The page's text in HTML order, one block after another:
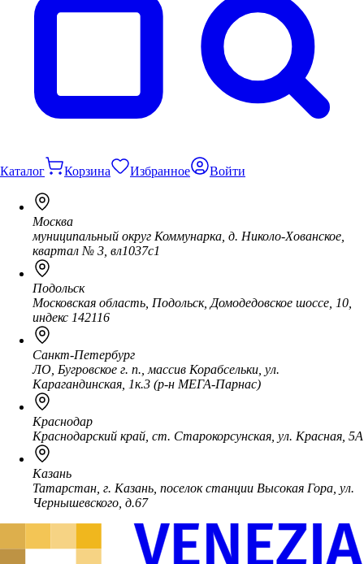
Каталог Корзина Избранное Войти
Москва
муниципальный округ Коммунарка, д. Николо-Хованское,
квартал № 3, вл1037с1
Подольск
Московская область, Подольск, Домодедовское шоссе, 10,
индекс 142116
Санкт-Петербург
ЛО, Бугровское г. п., массив Корабсельки, ул.
Карагандинская, 1к.3 (р-н МЕГА-Парнас)
Краснодар
Краснодарский край, ст. Старокорсунская, ул. Красная, 5А
Казань
Татарстан, г. Казань, поселок станции Высокая Гора, ул.
Чернышевского, д.67